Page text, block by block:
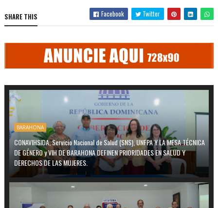
SHARE THIS Facebook Twitter
BARAHONA
CONAVIHSIDA, Servicio Nacional de Salud (SNS), UNFPA Y LA MESA TÉCNICA
DE GÉNERO y VIH DE BARAHONA DEFINEN PRIORIDADES EN SALUD Y
DERECHOS DE LAS MUJERES.